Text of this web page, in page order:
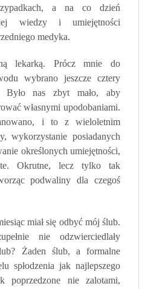
a na co dzień
wiedzy i umiejętności
medyka.
lekarką. Prócz mnie do
wybrano jeszcze cztery
Było nas zbyt mało, aby
własnymi upodobaniami.
i to z wieloletnim
wykorzystanie posiadanych
określonych umiejętności,
Okrutne, lecz tylko tak
podwaliny dla czegoś
miał się odbyć mój ślub.
nie odzwierciedlały
Żaden ślub, a formalne
spłodzenia jak najlepszego
poprzedzone nie zalotami,